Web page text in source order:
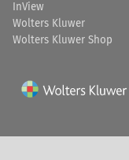
InView
Wolters Kluwer
Wolters Kluwer Shop